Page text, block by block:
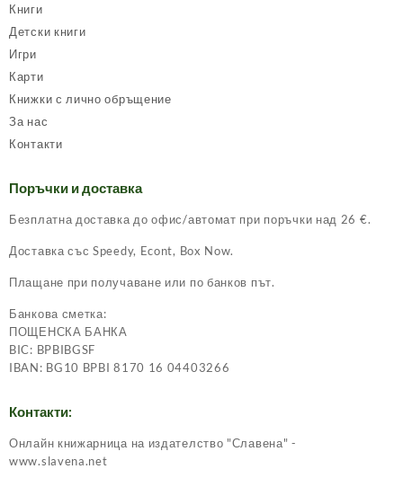
Книги
Детски книги
Игри
Карти
Книжки с лично обръщение
За нас
Контакти
Поръчки и доставка
Безплатна доставка до офис/автомат при поръчки над 26 €.
Доставка със Speedy, Econt, Box Now.
Плащане при получаване или по банков път.
Банкова сметка:
ПОЩЕНСКА БАНКА
BIC: BPBIBGSF
IBAN: BG10 BPBI 8170 16 04403266
Контакти:
Онлайн книжарница на издателство "Славена" -
www.slavena.net